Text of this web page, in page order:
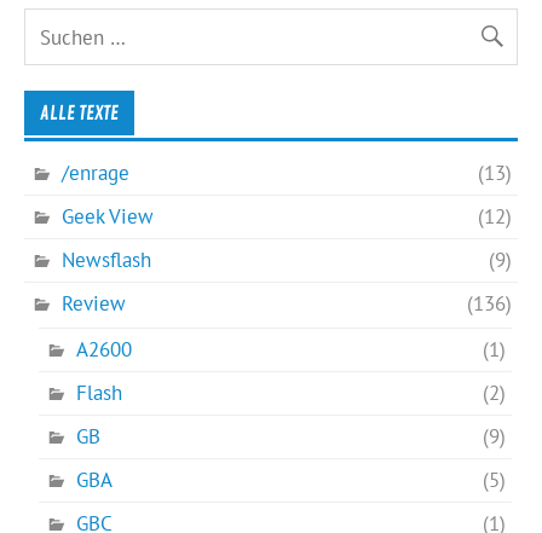
ALLE TEXTE
/enrage
(13)
Geek View
(12)
Newsflash
(9)
Review
(136)
A2600
(1)
Flash
(2)
GB
(9)
GBA
(5)
GBC
(1)